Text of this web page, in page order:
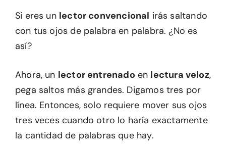
Si eres un lector convencional irás saltando
con tus ojos de palabra en palabra. ¿No es
así?
Ahora, un lector entrenado en lectura veloz,
pega saltos más grandes. Digamos tres por
línea. Entonces, solo requiere mover sus ojos
tres veces cuando otro lo haría exactamente
la cantidad de palabras que hay.